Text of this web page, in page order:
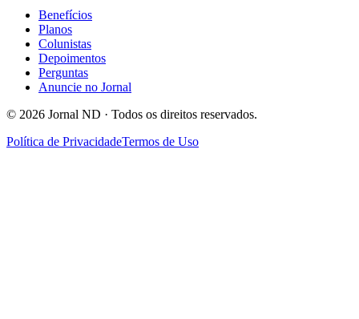
Benefícios
Planos
Colunistas
Depoimentos
Perguntas
Anuncie no Jornal
© 2026 Jornal ND · Todos os direitos reservados.
Política de PrivacidadeTermos de Uso